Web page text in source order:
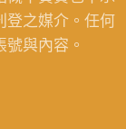
登之媒介。任何
與內容。